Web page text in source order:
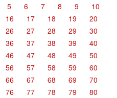
5 6 7 8 9
10
16 17 18 19
20
26 27 28 29
30
36 37 38 39
40
46 47 48 49
50
56 57 58 59
60
66 67 68 69
70
76 77 78 79
80